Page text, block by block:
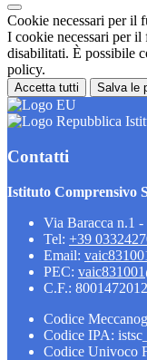
Cookie necessari per il
I cookie necessari per il
disabilitati. È possibile
policy.
Accetta tutti Salva le
Contatti
Istituto Comprensivo
Via Baracca n.1
Tel: +39
Email:
PEC:
C.F.:
Codice
Codice IPA:
Codice Univoco